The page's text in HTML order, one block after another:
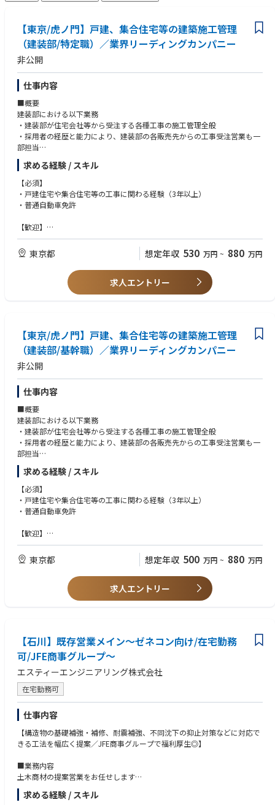
【東京/虎ノ門】戸建、集合住宅等の建築施工管理
（建装部/特定職）／業界リーディングカンパニー
非公開
仕事内容
■概要
建装部における以下業務
・建装部が住宅会社等から受注する各種工事の施工管理全般
・採用者の経歴と能力により、建装部の各販売先からの工事受注営業も一
部担当
■詳細
主に木造戸建て、集合住宅の施工現場管理/安全管理/工程管理/品質管理を
お任せします。
首都圏をメインに日帰りベースで現場管理をしていただきます。
★今注目の木造構造住宅に関われます◎
求める経験 / スキル
【必須】
・戸建住宅や集合住宅等の工事に関わる経験（3年以上）
・普通自動車免許
【歓迎】
・2級建築施工管理技士
東京都 想定年収 530 万円 ~ 880 万円
求人エントリー
【東京/虎ノ門】戸建、集合住宅等の建築施工管理
（建装部/基幹職）／業界リーディングカンパニー
非公開
仕事内容
■概要
建装部における以下業務
・建装部が住宅会社等から受注する各種工事の施工管理全般
・採用者の経歴と能力により、建装部の各販売先からの工事受注営業も一
部担当
■詳細
主に木造戸建て、集合住宅の施工現場管理/安全管理/工程管理/品質管理を
お任せします。
首都圏をメインに日帰りベースで現場管理をしていただきます。
★今注目の木造構造住宅に関われます◎
求める経験 / スキル
【必須】
・戸建住宅や集合住宅等の工事に関わる経験（3年以上）
・普通自動車免許
【歓迎】
・2級建築施工管理技士
東京都 想定年収 500 万円 ~ 880 万円
求人エントリー
【石川】既存営業メイン～ゼネコン向け/在宅勤務
可/JFE商事グループ～
エスティーエンジニアリング株式会社
在宅勤務可
仕事内容
【構造物の基礎補強・補修、耐震補強、不同沈下の抑止対策などに対応で
きる工法を幅広く提案／JFE商事グループで福利厚生◎】
■業務内容
土木商材の提案営業をお任せします
[顧客]施工業者・民間事業者など
[営業方法]既存顧客へのヒアリング/アプローチとなります
求める経験 / スキル